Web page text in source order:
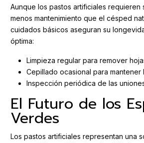
Aunque los pastos artificiales requieren
menos mantenimiento que el césped
cuidados básicos aseguran su
óptima:
Limpieza regular para remover
Cepillado ocasional para mantener
Inspección periódica de las
El Futuro de los
Verdes
Los pastos artificiales representan una